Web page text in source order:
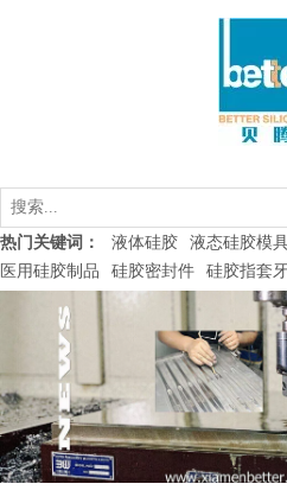
热门关键词： 液体硅胶 液态硅胶模
医用硅胶制品 硅胶密封件 硅胶指套